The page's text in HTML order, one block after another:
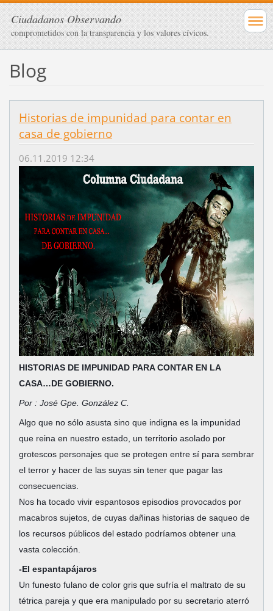
Ciudadanos Observando
comprometidos con la transparencia y los valores cívicos.
Blog
Historias de impunidad para contar en
casa de gobierno
06.11.2019 12:34
HISTORIAS DE IMPUNIDAD PARA CONTAR EN LA
CASA…DE GOBIERNO.
Por : José Gpe. González C.
Algo que no sólo asusta sino que indigna es la impunidad
que reina en nuestro estado, un territorio asolado por
grotescos personajes que se protegen entre sí para sembrar
el terror y hacer de las suyas sin tener que pagar las
consecuencias.
Nos ha tocado vivir espantosos episodios provocados por
macabros sujetos, de cuyas dañinas historias de saqueo de
los recursos públicos del estado podríamos obtener una
vasta colección.
-El espantapájaros
Un funesto fulano de color gris que sufría el maltrato de su
tétrica pareja y que era manipulado por su secretario aterró